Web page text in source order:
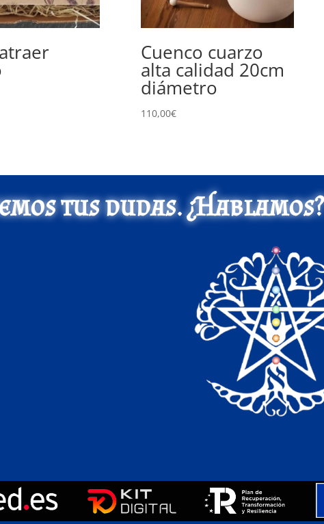
Cuenco cuarzo
alta calidad 20cm
diámetro
110,00€
tus dudas. ¿Hablamos?